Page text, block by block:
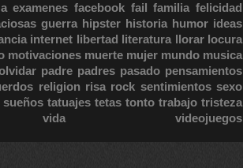
examenes facebook fail familia felicidad
guerra hipster historia humor ideas
internet libertad literatura llorar locura
motivaciones muerte mujer mundo musica
padre padres pasado pensamientos
religion risa rock sentimientos sexo
sueños tatuajes tetas tonto trabajo tristeza
vida videojuegos